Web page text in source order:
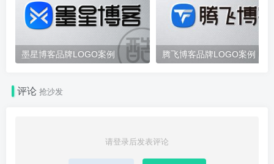
墨星博客品牌LOGO案例 腾飞博客品牌LOGO案例
评论抢沙发
请登录后发表评论